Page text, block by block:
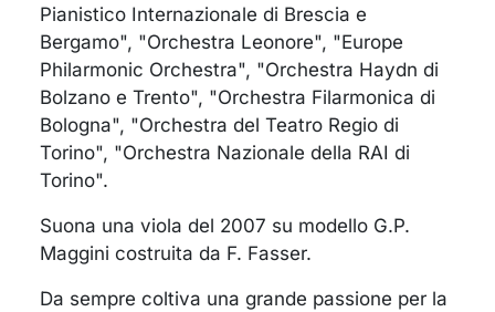
Pianistico Internazionale di Brescia e
Bergamo", "Orchestra Leonore", "Europe
Philarmonic Orchestra", "Orchestra Haydn di
Bolzano e Trento", "Orchestra Filarmonica di
Bologna", "Orchestra del Teatro Regio di
Torino", "Orchestra Nazionale della RAI di
Torino".
Suona una viola del 2007 su modello G.P.
Maggini costruita da F. Fasser.
Da sempre coltiva una grande passione per la